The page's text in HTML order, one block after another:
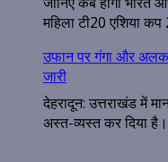
महिला टी20 एशिया
उफान पर गंगा और
जारी
देहरादून: उत्तराखंड में
अस्त-व्यस्त कर दिया